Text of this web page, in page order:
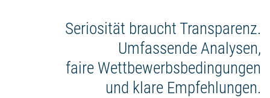
Seriosität braucht Transparenz.
Umfassende Analysen,
faire Wettbewerbsbedingungen
und klare Empfehlungen.